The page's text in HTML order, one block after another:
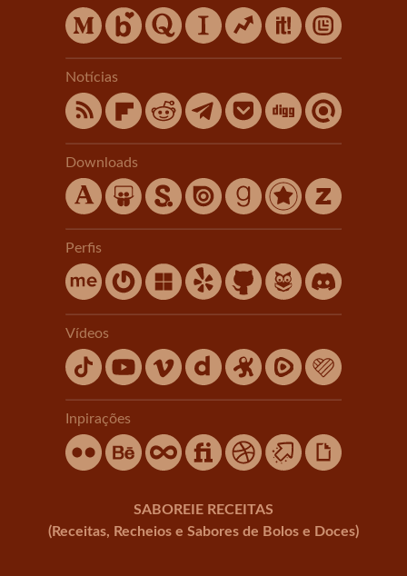
Notícias
Downloads
Perfis
Vídeos
Inpirações
SABOREIE RECEITAS
(Receitas, Recheios e Sabores de Bolos e Doces)